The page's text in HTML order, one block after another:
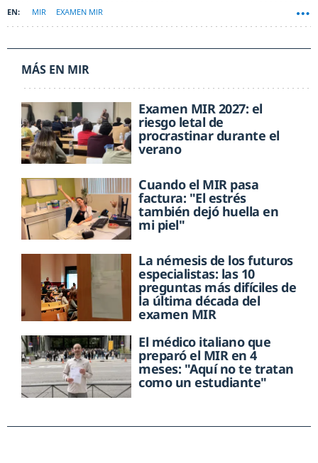
MIR EXAMEN MIR
MÁS EN MIR
Examen MIR 2027: el
riesgo letal de
procrastinar durante el
verano
Cuando el MIR pasa
factura: "El estrés
también dejó huella en
mi piel"
La némesis de los futuros
especialistas: las 10
preguntas más difíciles de
la última década del
examen MIR
El médico italiano que
preparó el MIR en 4
meses: "Aquí no te tratan
como un estudiante"